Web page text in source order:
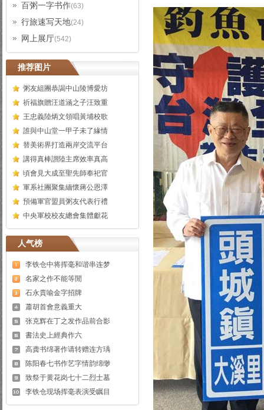
百粥一字书作(63)
行旅速写天地(24)
网上展厅(542)
推荐图片
粥友組團恭謁中山陵博愛坊
祈福旗贈汪道涵之子汪致重
王忠義陸炳文領唱黃埔校歌
誰與中山堂一甲子未了緣情
替美術界打造兩岸交流平台
講得真棒讃陸主席效率真高
頃會見大成至聖先師奉祀官
軍系社團聚集緬懷蔣公恩澤
預備軍官盟員粥友代表行禮
中央軍校校友總會集體獻花
人气榜
李铁仓中将挥毫和谐串连梦
名家之作不能等閒
石永貴喻金字招牌
蕭胡首會意義重大
张克辉在丁之发作品前合影
書法史上經典作六
高龚书绵著作请转赠连方瑀
陈阳春七书作艺字情韵绵缈
致祭于黄花岗七十二烈士墓
李铁仓现场挥毫表演受瞩目